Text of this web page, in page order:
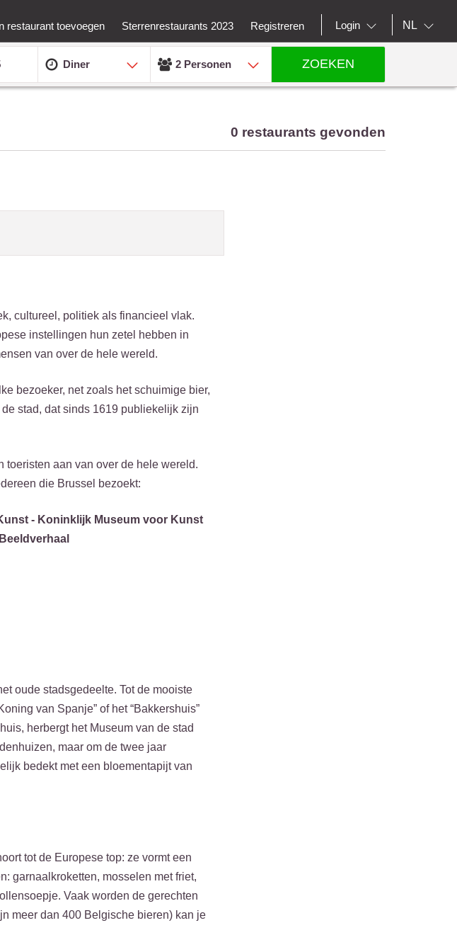
restaurant toevoegen Sterrenrestaurants 2023 Registreren Login NL
Diner 2 Personen ZOEKEN
0 restaurants gevonden
cultureel, politiek als financieel vlak.
instellingen hun zetel hebben in
van over de hele wereld.
bezoeker, net zoals het schuimige bier,
stad, dat sinds 1619 publiekelijk zijn
toeristen aan van over de hele wereld.
die Brussel bezoekt:
- Koninklijk Museum voor Kunst
oude stadsgedeelte. Tot de mooiste
van Spanje” of het “Bakkershuis”
herbergt het Museum van de stad
maar om de twee jaar
bedekt met een bloementapijt van
tot de Europese top: ze vormt een
garnaalkroketten, mosselen met friet,
Vaak worden de gerechten
meer dan 400 Belgische bieren) kan je